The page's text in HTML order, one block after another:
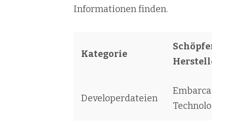
Informationen finden.
Kategorie
Schöpfer /
Hersteller
Developerdateien